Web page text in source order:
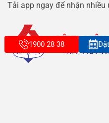
Tải app ngay để nhận nhiều
Copyright belongs to
1900 28 38